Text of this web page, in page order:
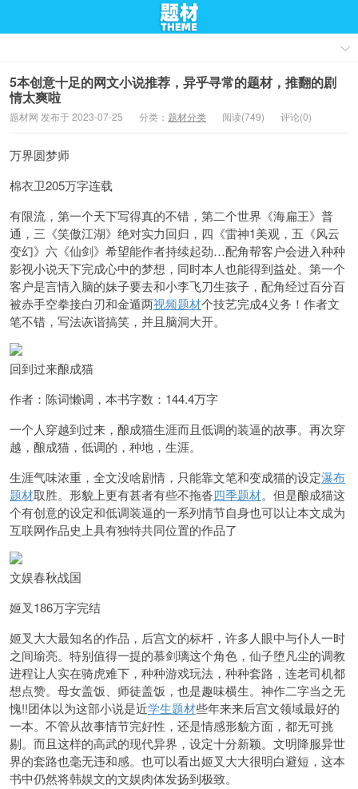
5本创意十足的网文小说推荐，异乎寻常的题材，推翻的剧
情太爽啦
题材网 发布于 2023-07-25 分类： 题材分类 阅读(749) 评论(0)
万界圆梦师
棉衣卫205万字连载
有限流，第一个天下写得真的不错，第二个世界《海扁王》普
通，三《笑傲江湖》绝对实力回归，四《雷神1美观，五《风云
变幻》六《仙剑》希望能作者持续起劲…配角帮客户会进入种种
影视小说天下完成心中的梦想，同时本人也能得到益处。第一个
客户是言情入脑的妹子要去和小李飞刀生孩子，配角经过百分百
被赤手空拳接白刃和金遁两视频题材个技艺完成4义务！作者文
笔不错，写法诙谐搞笑，并且脑洞大开。
回到过来酿成猫
作者：陈词懒调，本书字数：144.4万字
一个人穿越到过来，酿成猫生涯而且低调的装逼的故事。再次穿
越，酿成猫，低调的，种地，生涯。
生涯气味浓重，全文没啥剧情，只能靠文笔和变成猫的设定瀑布
题材取胜。形貌上更有甚者有些不拖沓四季题材。但是酿成猫这
个有创意的设定和低调装逼的一系列情节自身也可以让本文成为
互联网作品史上具有独特共同位置的作品了
文娱春秋战国
姬叉186万字完结
姬叉大大最知名的作品，后宫文的标杆，许多人眼中与仆人一时
之间瑜亮。特别值得一提的慕剑璃这个角色，仙子堕凡尘的调教
进程让人实在骑虎难下，种种游戏玩法，种种套路，连老司机都
想点赞。母女盖饭、师徒盖饭，也是趣味横生。神作二字当之无
愧!!团体以为这部小说是近学生题材些年来来后宫文领域最好的
一本。不管从故事情节完好性，还是情感形貌方面，都无可挑
剔。而且这样的高武的现代异界，设定十分新颖。文明降服异世
界的套路也毫无违和感。也可以看出姬叉大大很明白避短，这本
书中仍然将韩娱文的文娱肉体发扬到极致。